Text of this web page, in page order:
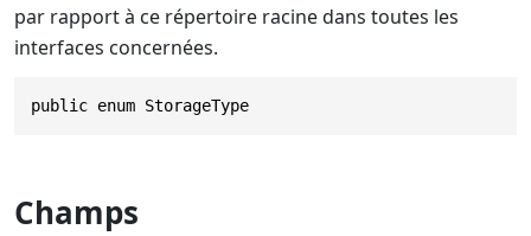
par rapport à ce répertoire racine dans toutes les
interfaces concernées.
public enum StorageType
Champs